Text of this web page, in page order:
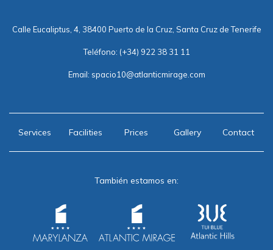
Calle Eucaliptus, 4, 38400 Puerto de la Cruz, Santa Cruz de Tenerife
Teléfono: (+34) 922 38 31 11
Email: spacio10@atlanticmirage.com
Services Facilities Prices Gallery Contact
También estamos en: